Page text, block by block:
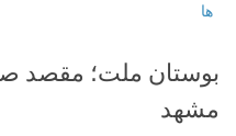
ها
بوستان ملت؛ مقصد
مشهد